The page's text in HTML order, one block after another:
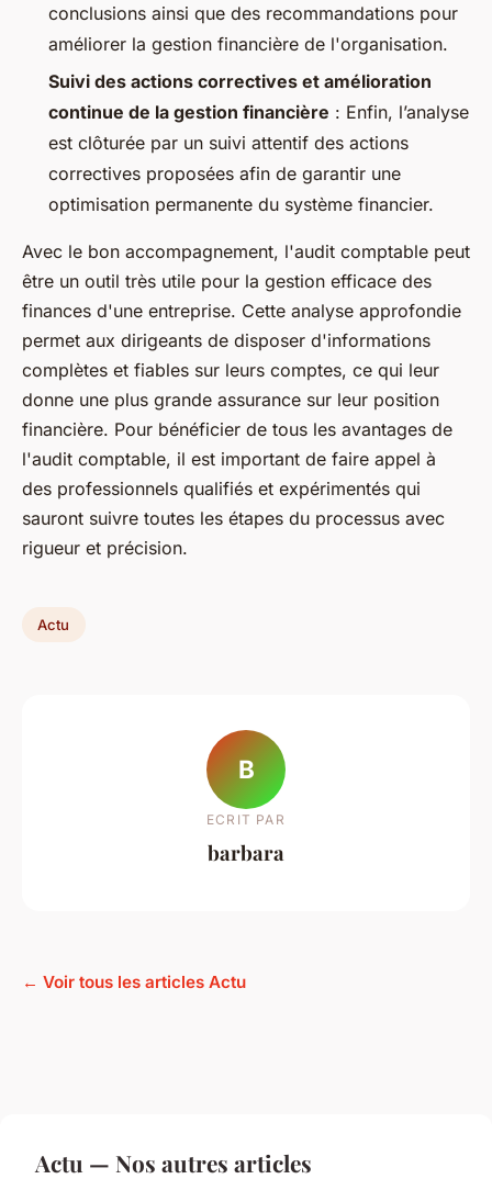
conclusions ainsi que des recommandations pour
améliorer la gestion financière de l'organisation.
Suivi des actions correctives et amélioration
continue de la gestion financière : Enfin, l’analyse
est clôturée par un suivi attentif des actions
correctives proposées afin de garantir une
optimisation permanente du système financier.
Avec le bon accompagnement, l'audit comptable peut
être un outil très utile pour la gestion efficace des
finances d'une entreprise. Cette analyse approfondie
permet aux dirigeants de disposer d'informations
complètes et fiables sur leurs comptes, ce qui leur
donne une plus grande assurance sur leur position
financière. Pour bénéficier de tous les avantages de
l'audit comptable, il est important de faire appel à
des professionnels qualifiés et expérimentés qui
sauront suivre toutes les étapes du processus avec
rigueur et précision.
Actu
B
ECRIT PAR
barbara
← Voir tous les articles Actu
Actu — Nos autres articles